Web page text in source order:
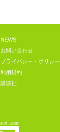
NEWS
お問い合わせ
プライバシー・ポリシー
利用規約
講談社